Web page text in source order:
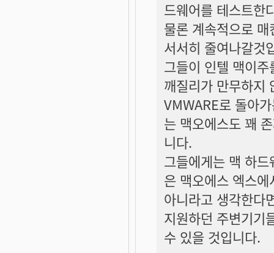
드웨어를 테스트한
물론 계속적으로
서서히 줄여나갈것
그들이 인텔 맥이
깨질리가 만무하지
VMWARE로 돌아
는 맥오에스도 꽤
니다.
그들에게는 맥 하
은 맥오에스 엑스
아니라고 생각한다
지원하던 주변기기
수 있을 것입니다.